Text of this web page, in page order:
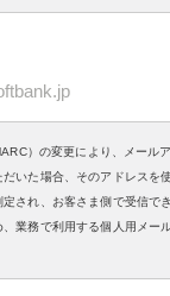
）の変更により、メール
いた場合、そのアドレスを
され、お客さま側で受信で
業務で利用する個人用メー